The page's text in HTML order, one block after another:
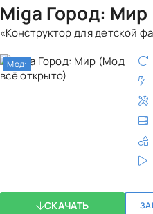
Miga Город:
«Конструктор для детской
СКАЧАТЬ
Мод: